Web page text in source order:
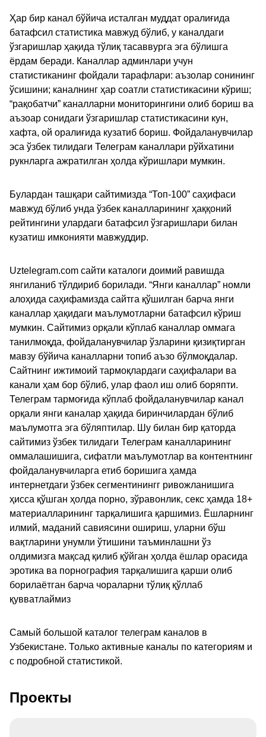
Ҳар бир канал бўйича исталган муддат оралиғида
батафсил статистика мавжуд бўлиб, у каналдаги
ўзгаришлар ҳақида тўлиқ тасаввурга эга бўлишга
ёрдам беради. Каналлар админлари учун
статистиканинг фойдали тарафлари: аъзолар сонининг
ўсишини; каналнинг ҳар соатли статистикасини кўриш;
“рақобатчи” каналларни мониторингини олиб бориш ва
аъзоар сонидаги ўзгаришлар статистикасини кун,
хафта, ой оралиғида кузатиб бориш. Фойдаланувчилар
эса ўзбек тилидаги Телеграм каналлари рўйхатини
рукнларга ажратилган ҳолда кўришлари мумкин.
Булардан ташқари сайтимизда “Топ-100” саҳифаси
мавжуд бўлиб унда ўзбек каналларининг ҳаққоний
рейтингини улардаги батафсил ўзгаришлари билан
кузатиш имконияти мавжуддир.
Uztelegram.com сайти каталоги доимий равишда
янгиланиб тўлдириб борилади. “Янги каналлар” номли
алоҳида саҳифамизда сайтга қўшилган барча янги
каналлар ҳақидаги маълумотларни батафсил кўриш
мумкин. Сайтимиз орқали кўплаб каналлар оммага
танилмоқда, фойдаланувчилар ўзларини қизиқтирган
мавзу бўйича каналларни топиб аъзо бўлмоқдалар.
Сайтнинг ижтимоий тармоқлардаги саҳифалари ва
канали ҳам бор бўлиб, улар фаол иш олиб боряпти.
Телеграм тармоғида кўплаб фойдаланувчилар канал
орқали янги каналар ҳақида биринчилардан бўлиб
маълумотга эга бўляптилар. Шу билан бир қаторда
сайтимиз ўзбек тилидаги Телеграм каналларининг
оммалашишига, сифатли маълумотлар ва контентнинг
фойдаланувчиларга етиб боришига ҳамда
интернетдаги ўзбек сегментинингг ривожланишига
ҳисса қўшган ҳолда порно, зўравонлик, секс ҳамда 18+
материалларининг тарқалишига қаршимиз. Ёшларнинг
илмий, маданий савиясини ошириш, уларни бўш
вақтларини унумли ўтишини таъминлашни ўз
олдимизга мақсад қилиб қўйган ҳолда ёшлар орасида
эротика ва порнография тарқалишига қарши олиб
борилаётган барча чораларни тўлиқ қўллаб
қувватлаймиз
Самый большой каталог телеграм каналов в
Узбекистане. Только активные каналы по категориям и
с подробной статистикой.
Проекты